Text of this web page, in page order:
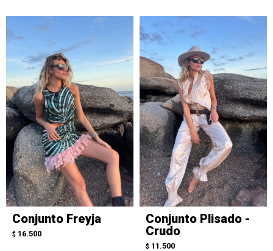
Conjunto Freyja
$ 16.500
Conjunto Plisado -
Crudo
$ 11.500